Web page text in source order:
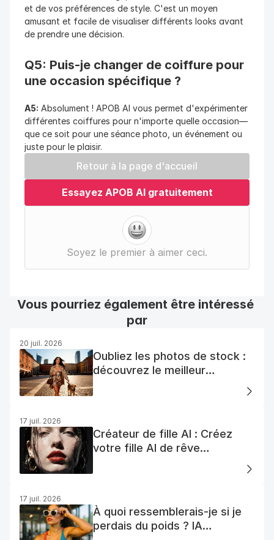
et de vos préférences de style. C'est un moyen
amusant et facile de visualiser différents looks avant
de prendre une décision.
Q5: Puis-je changer de coiffure pour
une occasion spécifique ?
A5: Absolument ! APOB AI vous permet d'expérimenter
différentes coiffures pour n'importe quelle occasion—
que ce soit pour une séance photo, un événement ou
juste pour le plaisir.
Retour à la page d'accueil
Essayez APOB AI gratuitement
Soyez le premier à aimer ceci.
Vous pourriez également être intéressé
par
20 juil. 2026
Oubliez les photos de stock :
découvrez le meilleur
17 juil. 2026
Créateur de fille AI : Créez
votre fille AI de rêve
17 juil. 2026
À quoi ressemblerais-je si je
perdais du poids ? IA